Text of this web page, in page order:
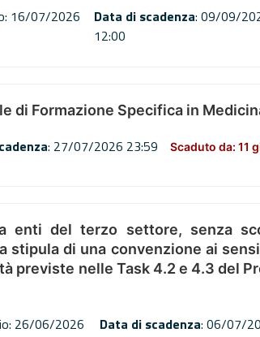
16/07/2026
Data di scadenza: 09/09/
12:00
di Formazione Specifica in
: 27/07/2026 23:59 Scaduto da: 11
enti del terzo settore, senza
di una convenzione ai sensi
nelle Task 4.2 e 4.3 del
26/06/2026
Data di scadenza: 06/07/